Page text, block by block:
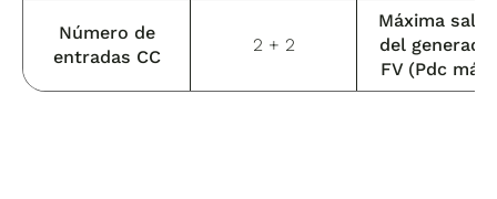
Número de
entradas CC
2 + 2
Máxima
del
FV (Pdc